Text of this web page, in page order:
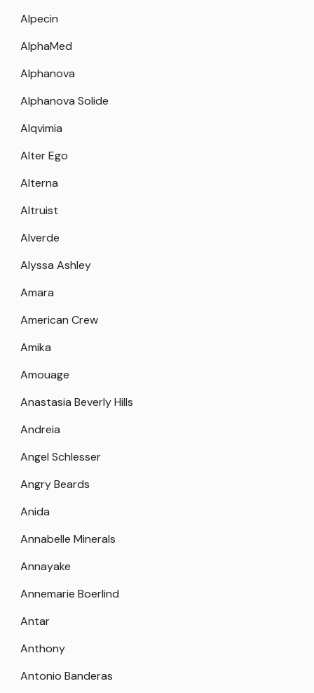
Alpecin
AlphaMed
Alphanova
Alphanova Solide
Alqvimia
Alter Ego
Alterna
Altruist
Alverde
Alyssa Ashley
Amara
American Crew
Amika
Amouage
Anastasia Beverly Hills
Andreia
Angel Schlesser
Angry Beards
Anida
Annabelle Minerals
Annayake
Annemarie Boerlind
Antar
Anthony
Antonio Banderas